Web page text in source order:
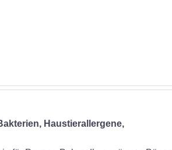
Haustierallergene,